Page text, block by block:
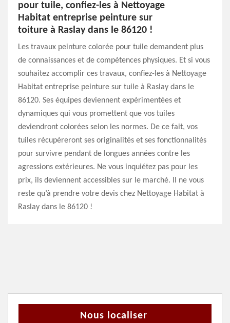
pour tuile, confiez-les à Nettoyage
Habitat entreprise peinture sur
toiture à Raslay dans le 86120 !
Les travaux peinture colorée pour tuile demandent plus
de connaissances et de compétences physiques. Et si vous
souhaitez accomplir ces travaux, confiez-les à Nettoyage
Habitat entreprise peinture sur tuile à Raslay dans le
86120. Ses équipes deviennent expérimentées et
dynamiques qui vous promettent que vos tuiles
deviendront colorées selon les normes. De ce fait, vos
tuiles récupéreront ses originalités et ses fonctionnalités
pour survivre pendant de longues années contre les
agressions extérieures. Ne vous inquiétez pas pour les
prix, ils deviennent accessibles sur le marché. Il ne vous
reste qu’à prendre votre devis chez Nettoyage Habitat à
Raslay dans le 86120 !
Nous localiser